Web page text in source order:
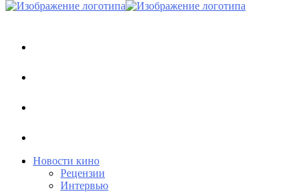
Новости кино
Рецензии
Интервью